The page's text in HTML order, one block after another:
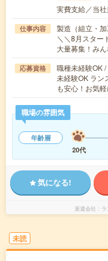
実費支給／当社
仕事内容
製造（組立・加
＼＼8月スタ
大量募集！み
応募資格
職種未経験OK
未経験OK ラン
も安心！お気
職場の雰囲気
年齢層
20代
気になる!
派遣会社
未読